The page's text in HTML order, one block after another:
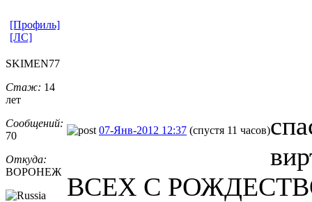
[Профиль]
[ЛС]
SKIMEN77
Стаж: 14
лет
Сообщений:
70
Откуда:
ВОРОНЕЖ
07-Янв-2012 12:37 (спустя 11 часов)
ВСЕХ С